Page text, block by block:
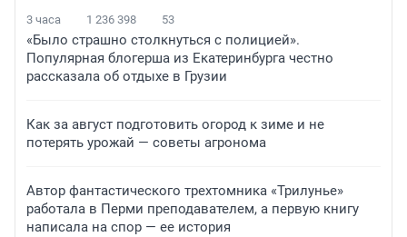
3 часа 1 236 398 53
«Было страшно столкнуться с полицией».
Популярная блогерша из Екатеринбурга честно
рассказала об отдыхе в Грузии
Как за август подготовить огород к зиме и не
потерять урожай — советы агронома
Автор фантастического трехтомника «Трилунье»
работала в Перми преподавателем, а первую книгу
написала на спор — ее история